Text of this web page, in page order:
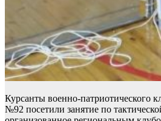
Курсанты военно-патриотического
№92 посетили занятие по